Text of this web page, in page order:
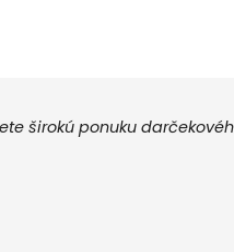
širokú ponuku